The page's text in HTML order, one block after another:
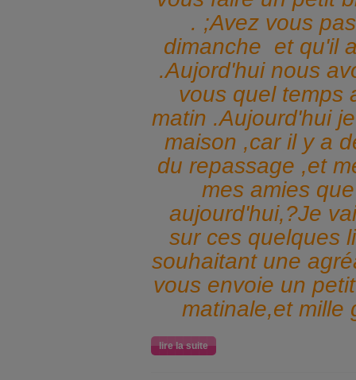
. ;Avez vous
dimanche et qu'il
.Aujord'hui nous
vous quel temps
matin .Aujourd'hui
maison ,car il y a
du repassage ,et
mes amies
aujourd'hui,?Je
sur ces quelques
souhaitant une
vous envoie un
matinale,et mille
lire la suite